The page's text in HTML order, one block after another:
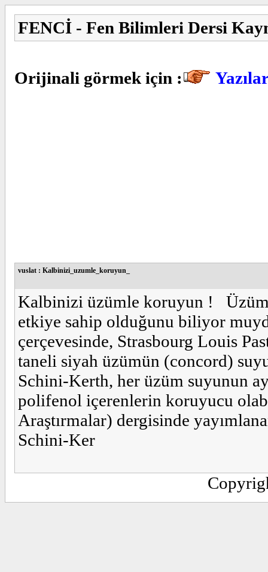
FENCİ - Fen Bilimleri Dersi
Orijinali görmek için :
vuslat : Kalbinizi_uzumle_koruyun_
Kalbinizi üzümle koruyun ! Üzüm
etkiye sahip olduğunu biliyor
çerçevesinde, Strasbourg Louis
taneli siyah üzümün (concord)
Schini-Kerth, her üzüm suyunun
polifenol içerenlerin koruyucu
Araştırmalar) dergisinde
Schini-Ker